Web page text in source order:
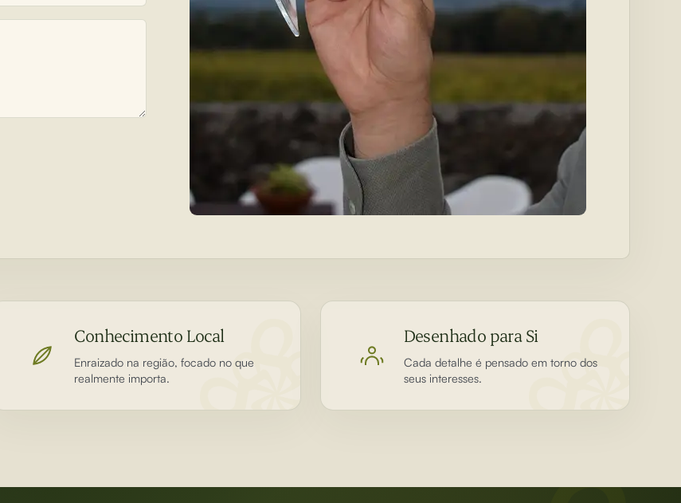
Conhecimento Local
Enraizado na região, focado no que
realmente importa.
Desenhado para Si
Cada detalhe é pensado em torno dos
seus interesses.